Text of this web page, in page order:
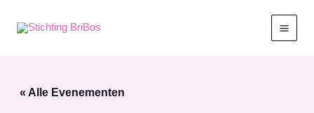
naar
« Alle Evenementen